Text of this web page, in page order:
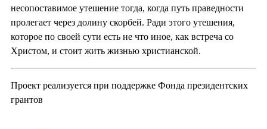
несопоставимое утешение тогда, когда путь праведности
пролегает через долину скорбей. Ради этого утешения,
которое по своей сути есть не что иное, как встреча со
Христом, и стоит жить жизнью христианской.
Проект реализуется при поддержке Фонда президентских
грантов